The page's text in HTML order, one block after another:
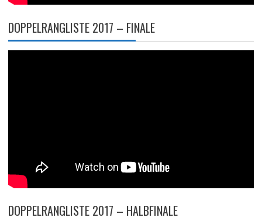
DOPPELRANGLISTE 2017 – FINALE
DOPPELRANGLISTE 2017 – HALBFINALE